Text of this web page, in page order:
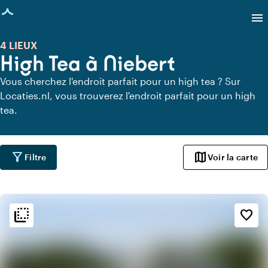
chargée
menu
High Tea à Niebert
4 LIEUX
Vous cherchez l'endroit parfait pour un high tea ? Sur
Locaties.nl, vous trouverez l'endroit parfait pour un high
tea.
filter_alt Filtre mapVoir la carte
flip_to_back favorite_border
flip_to_back Ambiance
info
Botanique